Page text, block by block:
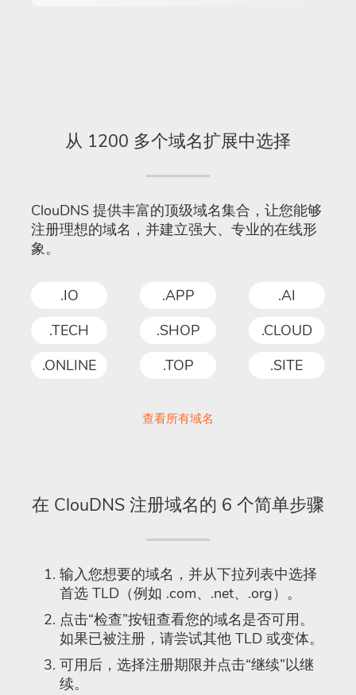
从 1200 多个域名扩展中选择
ClouDNS 提供丰富的顶级域名集合，让您能够
注册理想的域名，并建立强大、专业的在线形
象。
.IO .APP
.AI
.TECH
.SHOP
.CLOUD
.ONLINE
.TOP .SITE
查看所有域名
在 ClouDNS 注册域名的 6 个简单步骤
输入您想要的域名，并从下拉列表中选择
首选 TLD（例如 .com、.net、.org）。
点击“检查”按钮查看您的域名是否可用。
如果已被注册，请尝试其他 TLD 或变体。
可用后，选择注册期限并点击“继续”以继
续。